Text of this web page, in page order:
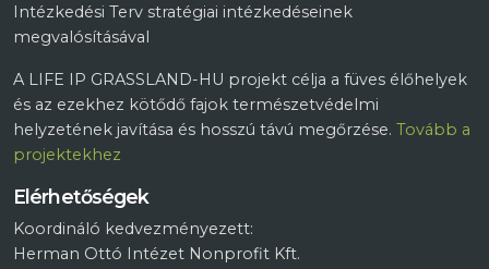
Intézkedési Terv stratégiai intézkedéseinek
megvalósításával
A LIFE IP GRASSLAND-HU projekt célja a füves élőhelyek
és az ezekhez kötődő fajok természetvédelmi
helyzetének javítása és hosszú távú megőrzése. Tovább a
projektekhez
Elérhetőségek
Koordináló kedvezményezett:
Herman Ottó Intézet Nonprofit Kft.